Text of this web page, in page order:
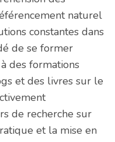
naturel
constantes dans
de se former
des formations
et des livres sur le
de recherche sur
et la mise en